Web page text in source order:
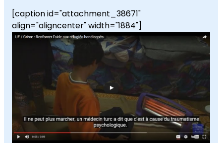
[caption id="attachment_38671"
align="aligncenter" width="1884"]